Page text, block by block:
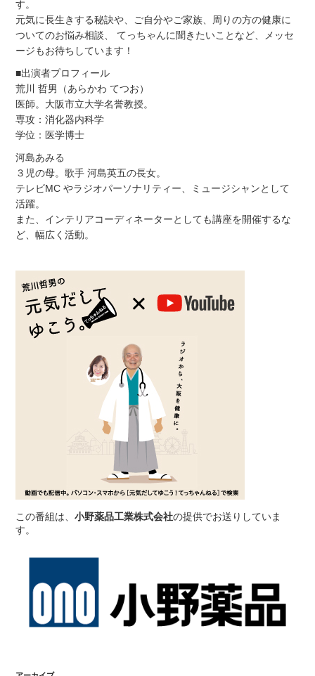
す。
元気に長生きする秘訣や、ご自分やご家族、周りの方の健康に
ついてのお悩み相談、 てっちゃんに聞きたいことなど、メッセ
ージもお待ちしています！
■出演者プロフィール
荒川 哲男（あらかわ てつお）
医師。大阪市立大学名誉教授。
専攻：消化器内科学
学位：医学博士
河島あみる
３児の母。歌手 河島英五の長女。
テレビMC やラジオパーソナリティー、ミュージシャンとして
活躍。
また、インテリアコーディネーターとしても講座を開催するな
ど、幅広く活動。
この番組は、小野薬品工業株式会社の提供でお送りしていま
す。